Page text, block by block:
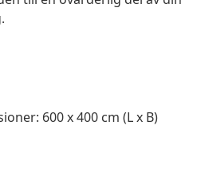
600 x 400 cm (L x B)